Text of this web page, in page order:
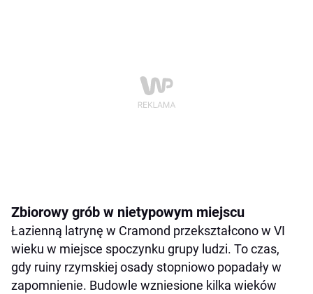
Zbiorowy grób w nietypowym miejscu
Łazienną latrynę w Cramond przekształcono w VI
wieku w miejsce spoczynku grupy ludzi. To czas,
gdy ruiny rzymskiej osady stopniowo popadały w
zapomnienie. Budowle wzniesione kilka wieków